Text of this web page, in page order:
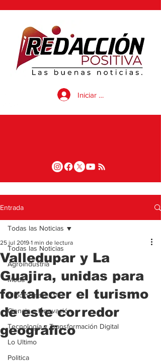
Iniciar sesión
Entrada
Todas las Noticias
Agroindustria
Moda
Clipcinemax_TV
Ciencia e Innovación
Tecnología y Transformación Digital
Lo Ultimo
Politica
Todas las Noticias
Valledupar y La
Guajira, unidas para
fortalecer el turismo
de este corredor
geográfico
25 jul 2019 1 min de lectura